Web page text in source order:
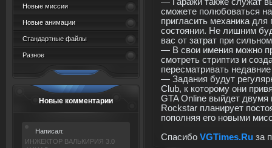
Новые миссии
Новые анимации
Стандартные файлы
Разное
Новые комментарии
Написал:
ИНЖЕКТОР ВАЛЬКИРИЯ 3.0
сможете полюбоваться
пригласить механика
состоянии. Не лишним
вас от затрат при
— В свои имения можно
смотреть стриптиз и
пересматривать
— Задания будут
Club, к которому они
GTA Online выйдет двумя
Rockstar планирует
пополняя его новыми
Спасибо VGTimes.Ru за